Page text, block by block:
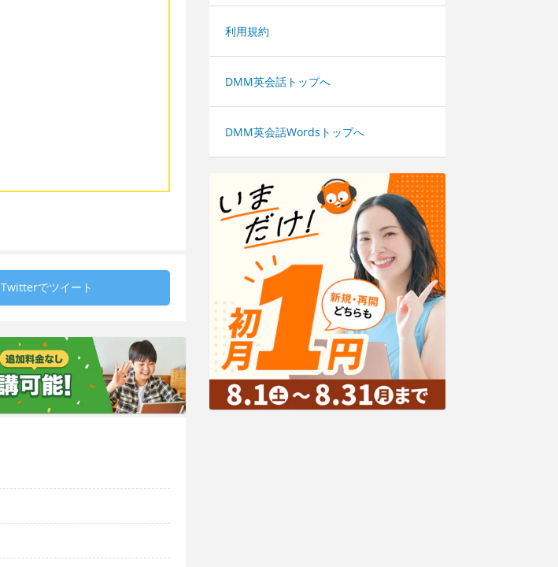
Twitterでツイート
利用規約
DMM英会話トップへ
DMM英会話Wordsトップへ